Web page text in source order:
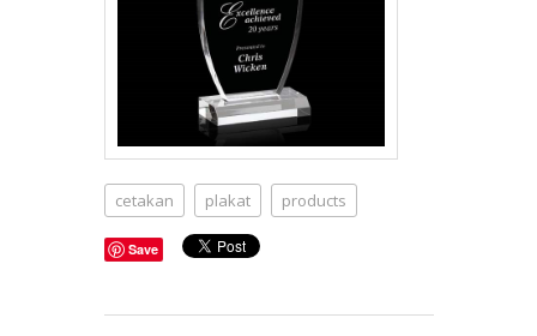
cetakan plakat products
Save